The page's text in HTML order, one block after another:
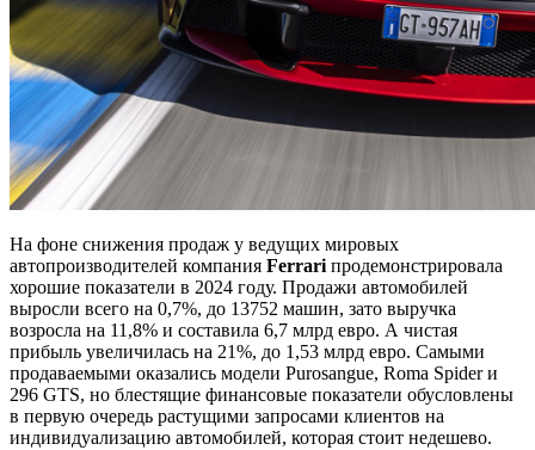
На фоне снижения продаж у ведущих мировых
автопроизводителей компания Ferrariпродемонстрировала
хорошие показатели в 2024 году. Продажи автомобилей
выросли всего на 0,7%, до 13752 машин, зато выручка
возросла на 11,8% и составила 6,7 млрд евро. А чистая
прибыль увеличилась на 21%, до 1,53 млрд евро. Самыми
продаваемыми оказались модели Purosangue, Roma Spider и
296 GTS, но блестящие финансовые показатели обусловлены
в первую очередь растущими запросами клиентов на
индивидуализацию автомобилей, которая стоит недешево.